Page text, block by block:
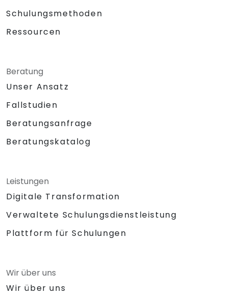
Schulungsmethoden
Ressourcen
Beratung
Unser Ansatz
Fallstudien
Beratungsanfrage
Beratungskatalog
Leistungen
Digitale Transformation
Verwaltete Schulungsdienstleistung
Plattform für Schulungen
Wir über uns
Wir über uns